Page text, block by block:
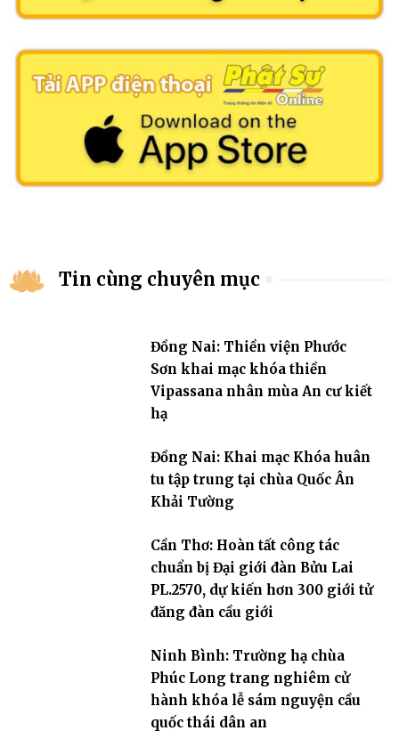
Tin cùng chuyên mục
Đồng Nai: Thiền viện Phước
Sơn khai mạc khóa thiền
Vipassana nhân mùa An cư kiết
hạ
Đồng Nai: Khai mạc Khóa huân
tu tập trung tại chùa Quốc Ân
Khải Tường
Cần Thơ: Hoàn tất công tác
chuẩn bị Đại giới đàn Bửu Lai
PL.2570, dự kiến hơn 300 giới tử
đăng đàn cầu giới
Ninh Bình: Trường hạ chùa
Phúc Long trang nghiêm cử
hành khóa lễ sám nguyện cầu
quốc thái dân an